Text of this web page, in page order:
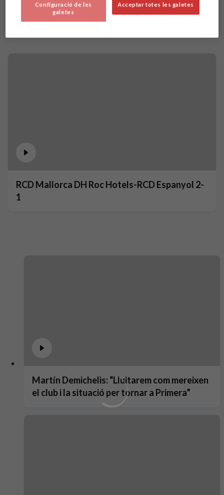
RCD Mallorca DH Roc Hotels-RCD Espanyol 2-
1
Martín Demichelis: “Lluitarem com mereixen
el club i la situació per tornar a Primera”
Acceptar totes les galetes
Configuració de les
galetes